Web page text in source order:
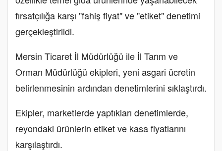
fırsatçılığa karşı "fahiş fiyat" ve "etiket" denetimi
gerçekleştirildi.
Mersin Ticaret İl Müdürlüğü ile İl Tarım ve
Orman Müdürlüğü ekipleri, yeni asgari ücretin
belirlenmesinin ardından denetimlerini sıklaştırdı.
Ekipler, marketlerde yaptıkları denetimlerde,
reyondaki ürünlerin etiket ve kasa fiyatlarını
karşılaştırdı.